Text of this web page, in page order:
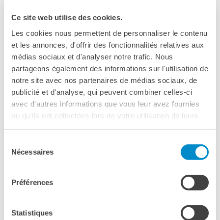
Ce site web utilise des cookies.
Les cookies nous permettent de personnaliser le contenu
et les annonces, d'offrir des fonctionnalités relatives aux
médias sociaux et d'analyser notre trafic. Nous
partageons également des informations sur l'utilisation de
notre site avec nos partenaires de médias sociaux, de
publicité et d'analyse, qui peuvent combiner celles-ci
avec d'autres informations que vous leur avez fournies
ou qu'ils ont collectées lors de votre utilisation de leurs
Nécessaires
Préférences
Statistiques
français à l’étranger (AEFE - Agenzia per l’insegnamento
L’AEFE si occupa delle gestione del programma
LabelFrancÉducation. Dal mese di febbraio 2012 la
certificazione «LabelFrancÉducation” è già stata attribuita
a 716 istituti scolastici in 67 paesi del mondo.
In Italia, sono già 19 istituti scolastici che hanno ottenuto
il Label.
L’adesione al programma è gratuita (eccetto per gli
scuola primaria al liceo.
I licei con sezione EsaBac possono presentare una